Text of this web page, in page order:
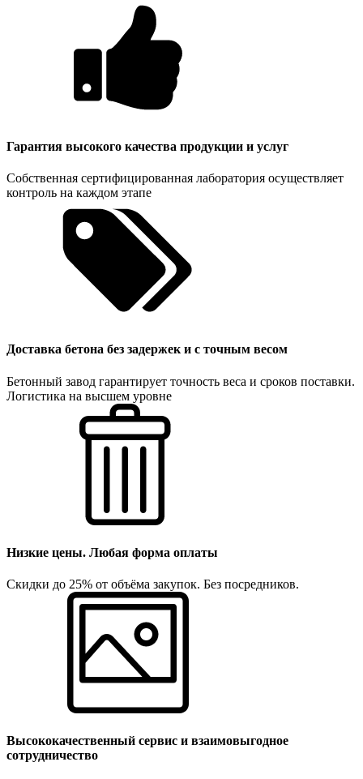
Гарантия высокого качества продукции и услуг
Собственная сертифицированная лаборатория осуществляет
контроль на каждом этапе
Доставка бетона без задержек и с точным весом
Бетонный завод гарантирует точность веса и сроков поставки.
Логистика на высшем уровне
Низкие цены. Любая форма оплаты
Скидки до 25% от объёма закупок. Без посредников.
Высококачественный сервис и взаимовыгодное
сотрудничество